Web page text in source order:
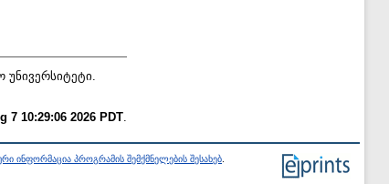
7 10:29:06 2026 PDT
ინფორმაცია პროგრამის შემქმნელების შესახებ